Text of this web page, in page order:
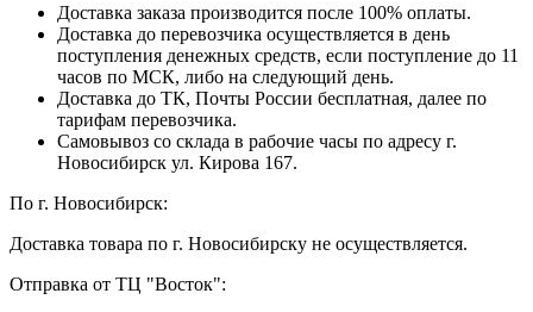
Доставка заказа производится после 100% оплаты.
Доставка до перевозчика осуществляется в день
поступления денежных средств, если поступление до 11
часов по МСК, либо на следующий день.
Доставка до ТК, Почты России бесплатная, далее по
тарифам перевозчика.
Самовывоз со склада в рабочие часы по адресу г.
Новосибирск ул. Кирова 167.
По г. Новосибирск:
Доставка товара по г. Новосибирску не осуществляется.
Отправка от ТЦ "Восток":